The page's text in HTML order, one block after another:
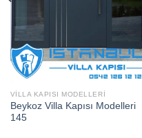
VILLA KAPISI MODELLERI
Beykoz Villa Kapısı Modelleri
145